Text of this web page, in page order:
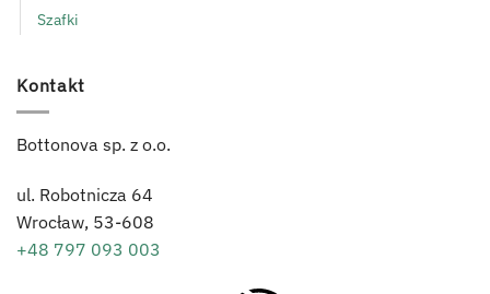
Szafki
Kontakt
Bottonova sp. z o.o.
ul. Robotnicza 64
Wrocław, 53-608
+48 797 093 003